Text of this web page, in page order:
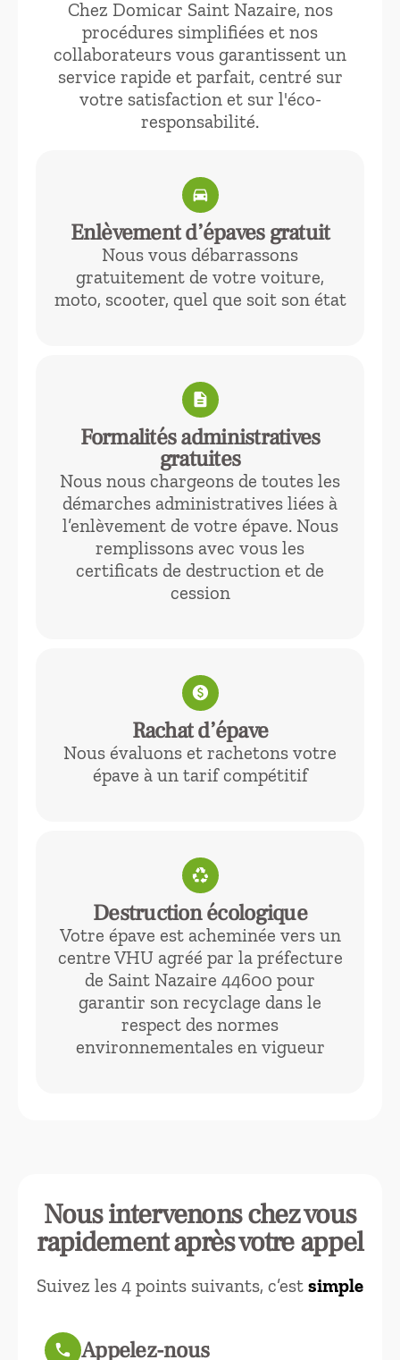
Chez Domicar Saint Nazaire, nos
procédures simplifiées et nos
collaborateurs vous garantissent un
service rapide et parfait, centré sur
votre satisfaction et sur l'éco-
responsabilité.
directions_car
Enlèvement d’épaves gratuit
Nous vous débarrassons
gratuitement de votre voiture,
moto, scooter, quel que soit son état
description
Formalités administratives
gratuites
Nous nous chargeons de toutes les
démarches administratives liées à
l’enlèvement de votre épave. Nous
remplissons avec vous les
certificats de destruction et de
cession
paid
Rachat d’épave
Nous évaluons et rachetons votre
épave à un tarif compétitif
recycling
Destruction écologique
Votre épave est acheminée vers un
centre VHU agréé par la préfecture
de Saint Nazaire 44600 pour
garantir son recyclage dans le
respect des normes
environnementales en vigueur
Nous intervenons chez vous
rapidement après votre appel
Suivez les 4 points suivants, c’est simple
call Appelez-nous